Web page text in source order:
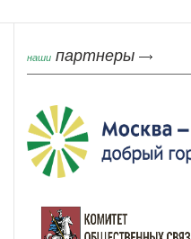
наши партнеры